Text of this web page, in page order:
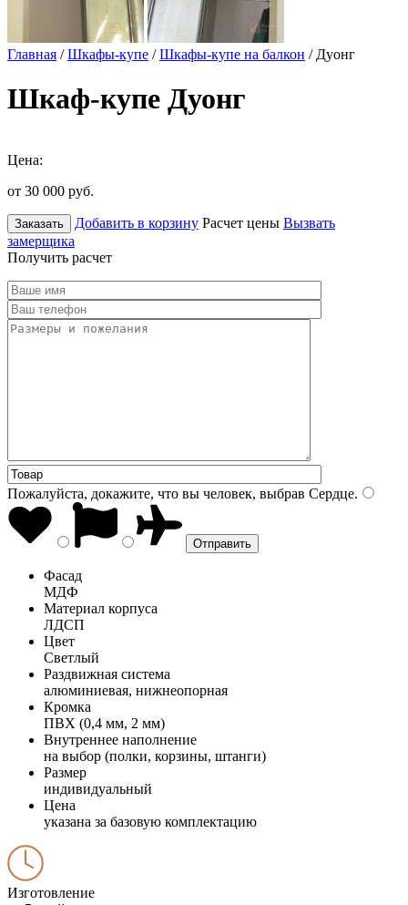
Главная /Шкафы-купе /Шкафы-купе на балкон / Дуонг
Шкаф-купе Дуонг
Цена:
от 30 000 руб.
Заказать Добавить в корзину Расчет цены Вызвать
замерщика
Получить расчет
Пожалуйста, докажите, что вы человек, выбрав Сердце.
Фасад
МДФ
Материал корпуса
ЛДСП
Цвет
Светлый
Раздвижная система
алюминиевая, нижнеопорная
Кромка
ПВХ (0,4 мм, 2 мм)
Внутреннее наполнение
на выбор (полки, корзины, штанги)
Размер
индивидуальный
Цена
указана за базовую комплектацию
Изготовление